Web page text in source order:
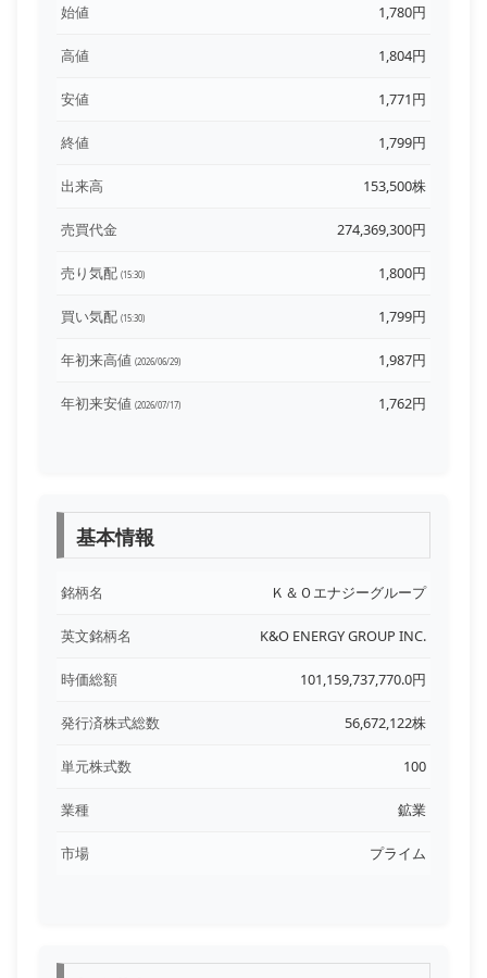
始値 1,780円
高値 1,804円
安値 1,771円
終値 1,799円
出来高 153,500株
売買代金 274,369,300円
売り気配 (15:30) 1,800円
買い気配 (15:30) 1,799円
年初来高値 (2026/06/29) 1,987円
年初来安値 (2026/07/17) 1,762円
基本情報
銘柄名 Ｋ＆Ｏエナジーグループ
英文銘柄名 K&O ENERGY GROUP INC.
時価総額 101,159,737,770.0円
発行済株式総数 56,672,122株
単元株式数 100
業種 鉱業
市場 プライム